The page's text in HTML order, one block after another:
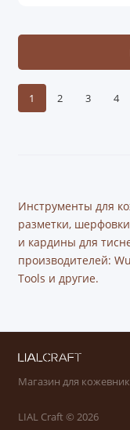
1 2 3 4
Инструменты для
разметки,
и кардины для
производителей:
Tools и другие.
Магазин для
LIAL Craft © 2026